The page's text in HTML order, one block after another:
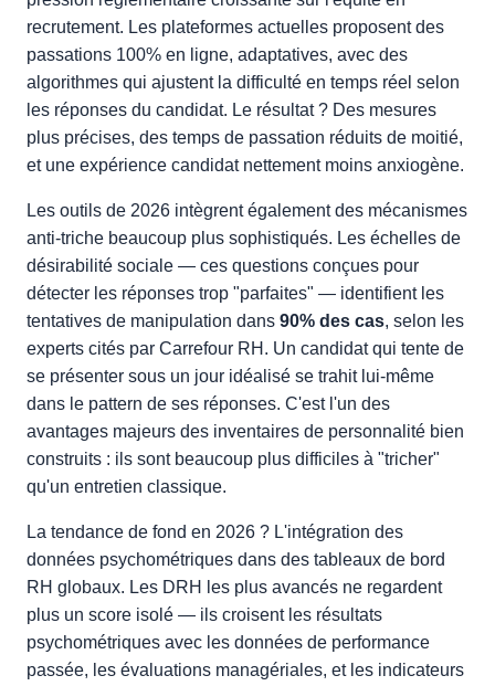
recrutement. Les plateformes actuelles proposent des
passations 100% en ligne, adaptatives, avec des
algorithmes qui ajustent la difficulté en temps réel selon
les réponses du candidat. Le résultat ? Des mesures
plus précises, des temps de passation réduits de moitié,
et une expérience candidat nettement moins anxiogène.
Les outils de 2026 intègrent également des mécanismes
anti-triche beaucoup plus sophistiqués. Les échelles de
désirabilité sociale — ces questions conçues pour
détecter les réponses trop "parfaites" — identifient les
tentatives de manipulation dans 90% des cas, selon les
experts cités par Carrefour RH. Un candidat qui tente de
se présenter sous un jour idéalisé se trahit lui-même
dans le pattern de ses réponses. C'est l'un des
avantages majeurs des inventaires de personnalité bien
construits : ils sont beaucoup plus difficiles à "tricher"
qu'un entretien classique.
La tendance de fond en 2026 ? L'intégration des
données psychométriques dans des tableaux de bord
RH globaux. Les DRH les plus avancés ne regardent
plus un score isolé — ils croisent les résultats
psychométriques avec les données de performance
passée, les évaluations managériales, et les indicateurs